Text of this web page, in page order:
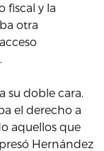
fiscal y la
otra
su doble cara.
el derecho a
aquellos que
Hernández